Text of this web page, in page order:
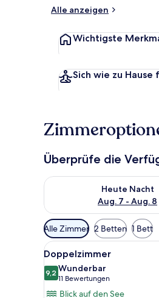
Alle anzeigen
Wichtigste
Sich wie zu Hause
Überprüfe die
Heute Nacht
Aug. 7 - Aug. 8
Überprüfe die
Verfügbare
Filter
für
Zimmer
Alle Zimmer 2 Betten 1 Bett
Alle
Fotos
für
Doppelzimmer
5
Doppelzimmer
9,29,2 von 10
Wunderbar
11 Bewertungen
(11
Bewertungen)
Blick auf den See